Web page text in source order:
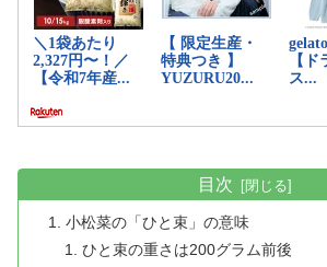
目次
小松菜の「ひと束」の意味
ひと束の重さは200グラム前後